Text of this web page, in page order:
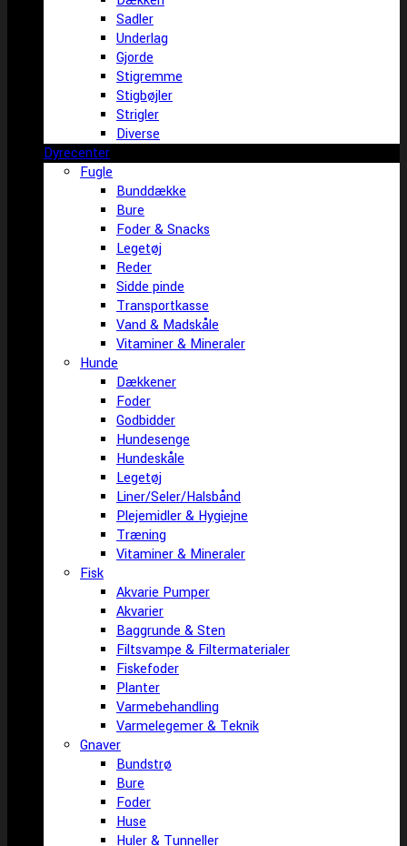
Sadler
Underlag
Gjorde
Stigremme
Stigbøjler
Strigler
Diverse
Dyrecenter
Fugle
Bunddække
Bure
Foder & Snacks
Legetøj
Reder
Sidde pinde
Transportkasse
Vand & Madskåle
Vitaminer & Mineraler
Hunde
Dækkener
Foder
Godbidder
Hundesenge
Hundeskåle
Legetøj
Liner/Seler/Halsbånd
Plejemidler & Hygiejne
Træning
Vitaminer & Mineraler
Fisk
Akvarie Pumper
Akvarier
Baggrunde & Sten
Filtsvampe & Filtermaterialer
Fiskefoder
Planter
Varmebehandling
Varmelegemer & Teknik
Gnaver
Bundstrø
Bure
Foder
Huse
Huler & Tunneller